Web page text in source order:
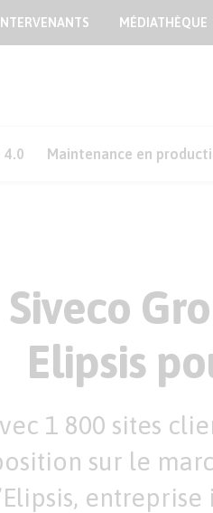
INTERVENANTS MÉDIATHÈQUE
4.0 Maintenance en
Siveco
Elipsis
1 800 sites
sur le